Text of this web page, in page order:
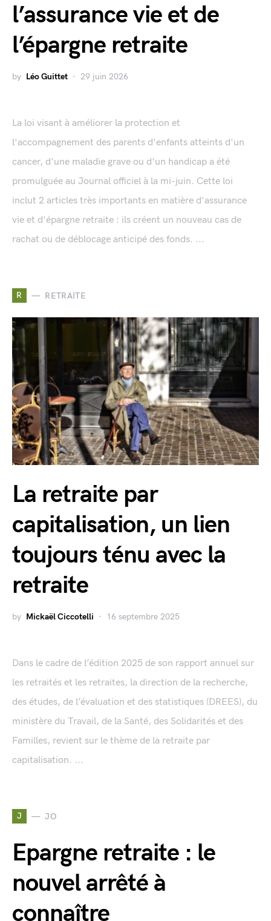
l’assurance vie et de
l’épargne retraite
by Léo Guittet 29 juin 2026
La loi visant à améliorer la protection et
l'accompagnement des parents d'enfants atteints d'un
cancer, d'une maladie grave ou d'un handicap a été
promulguée au Journal officiel à la mi-juin. Cette loi
inclut 2 articles très importants en matière d'assurance
vie et d'épargne retraite : ils créent un nouveau cas de
rachat ou de déblocage anticipé des fonds. ...
R RETRAITE
La retraite par
capitalisation, un lien
toujours ténu avec la
retraite
by Mickaël Ciccotelli 16 septembre 2025
Dans le cadre de l’édition 2025 de son rapport annuel sur
les retraités et les retraites, la direction de la recherche,
des études, de l’évaluation et des statistiques (DREES), du
ministère du Travail, de la Santé, des Solidarités et des
Familles, revient sur le thème de la retraite par
capitalisation. ...
J JO
Epargne retraite : le
nouvel arrêté à
connaître